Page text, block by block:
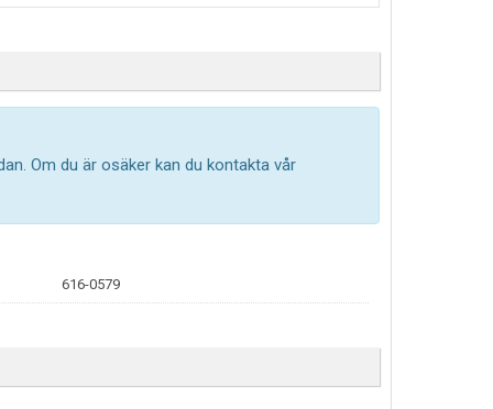
Om du är osäker kan du kontakta vår
616-0579